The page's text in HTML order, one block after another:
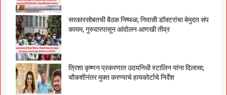
सरकारसोबतची बैठक निष्फळ; निवासी डॉक्टरांचा बेमुदत संप
कायम, गुरुवारपासून आंदोलन आणखी तीव्र
त्रिशा कृष्णन प्रकरणात उदयनिधी स्टालिन यांना दिलासा;
चौकशीनंतर मुक्त करण्याचे हायकोर्टाचे निर्देश